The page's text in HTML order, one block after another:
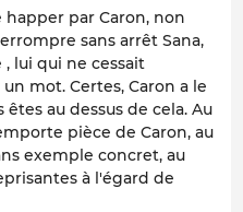
happer par Caron, non
sans arrêt Sana,
lui qui ne cessait
mot. Certes, Caron a le
au dessus de cela. Au
pièce de Caron, au
exemple concret, au
à l'égard de